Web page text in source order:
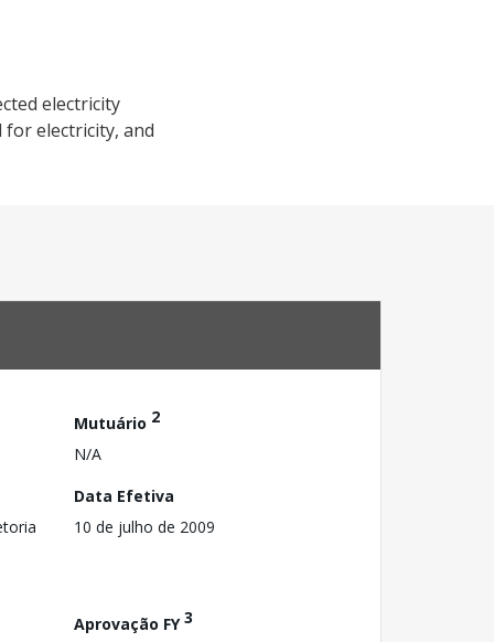
electricity
electricity, and
Mutuário 2
N/A
Data Efetiva
10 de julho de 2009
Aprovação FY3